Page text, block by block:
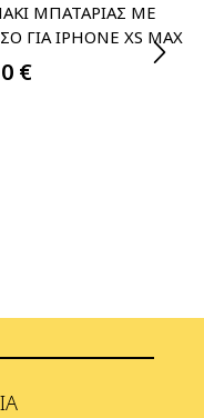
ΜΠΑΤΑΡΊΑΣ ΜΕ
ΓΙΑ IPHONE XS MAX
€